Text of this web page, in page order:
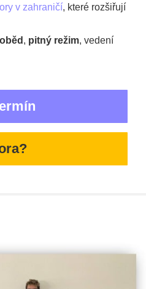
v zahraničí, které rozšiřují
, pitný režim, vedení